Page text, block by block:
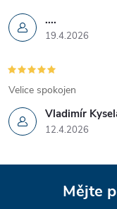
....
19.4.2026
Vladimír
12.4.2026
Velice spokojen
Mějte